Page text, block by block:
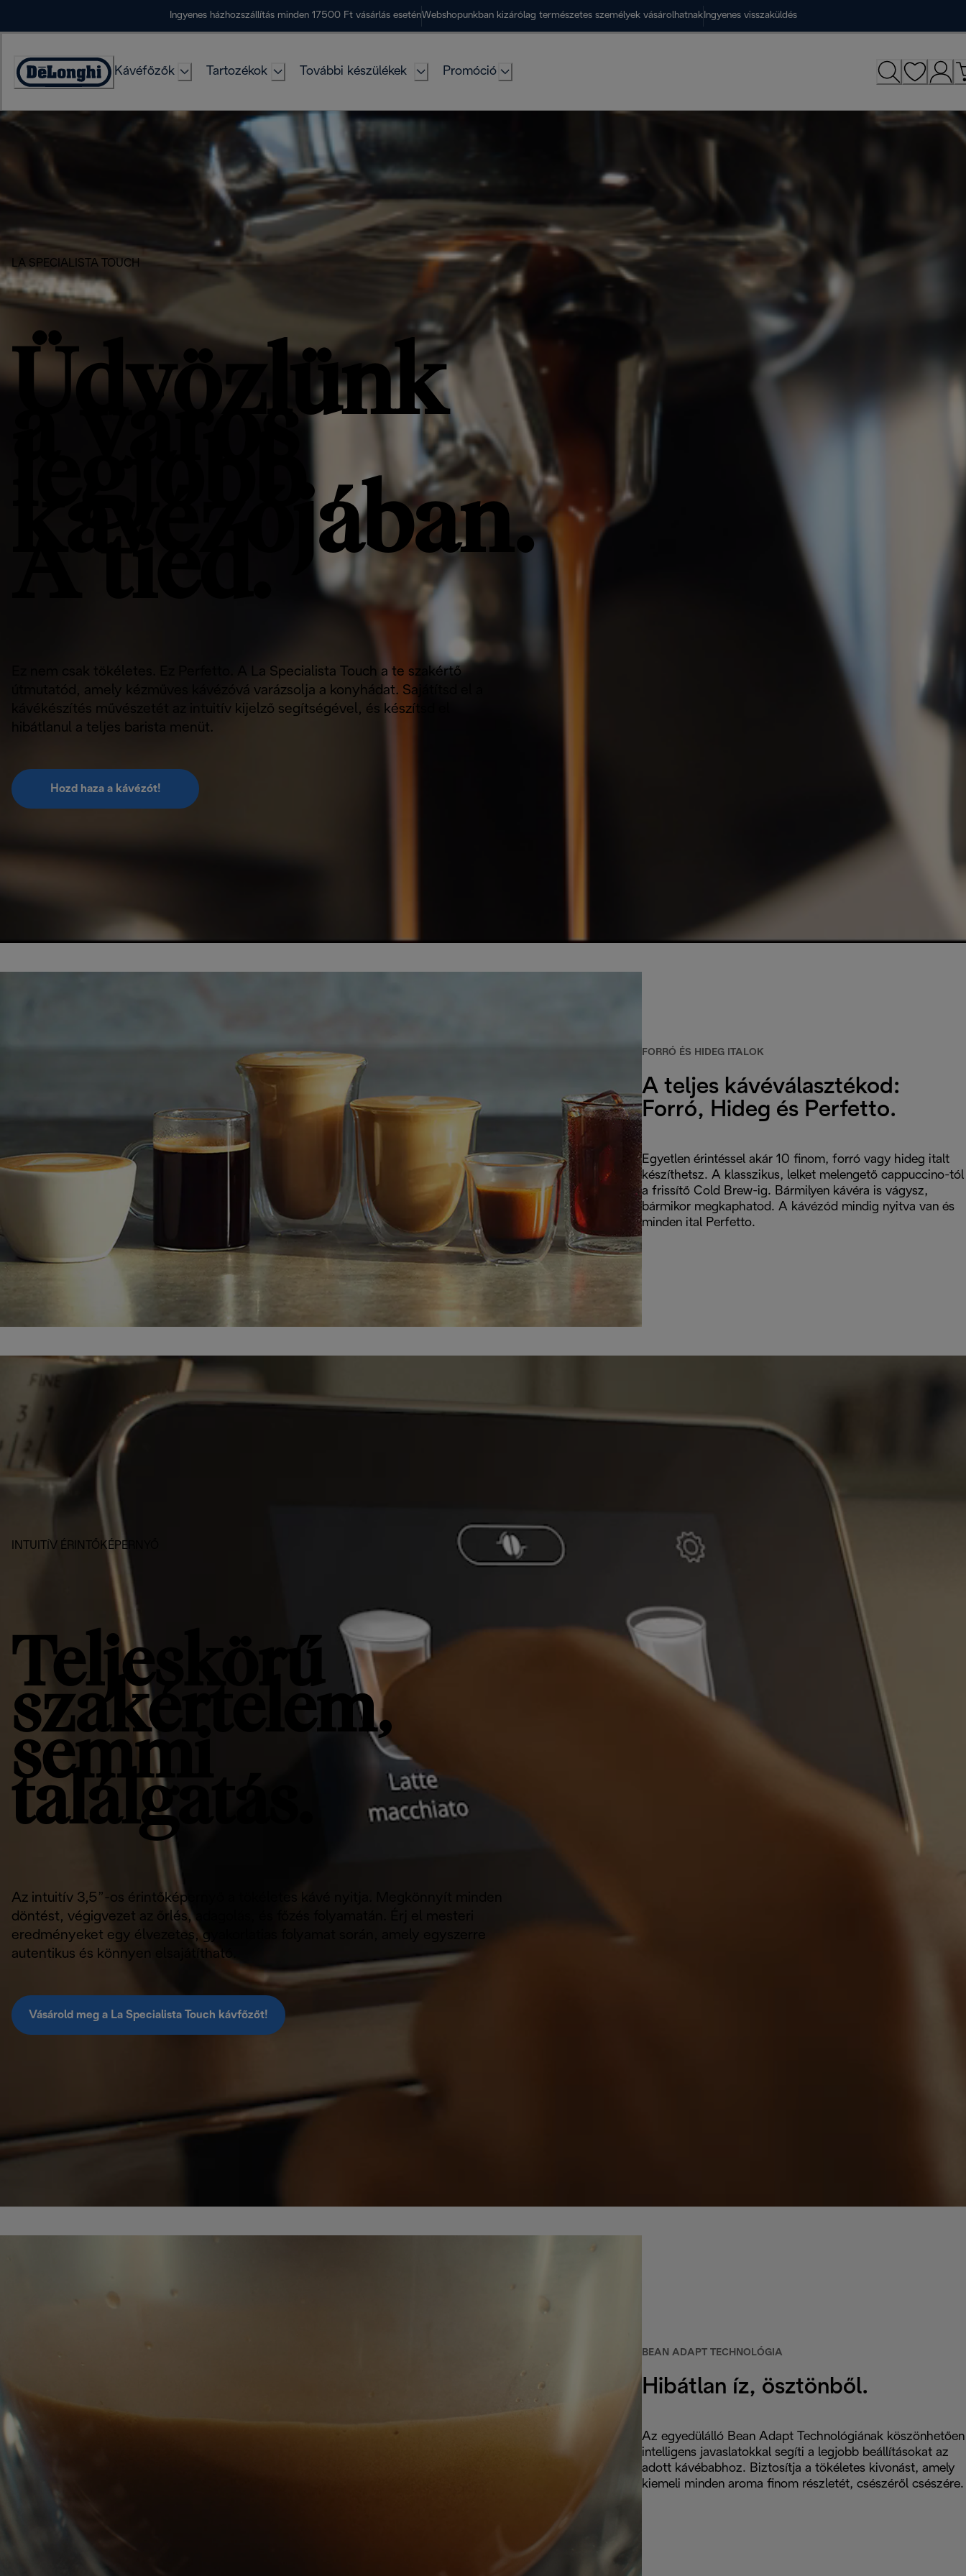
Ingyenes házhozszállítás minden 17500 Ft vásárlás eseténWebshopunkban kizárólag természetes személyek vásárolhatnak Ingyenes visszaküldés
Accessibility
Kávéfőzők Tartozékok További készülékek Promóció
LA SPECIALISTA TOUCH
Üdvözlünk
a város
kávézójában.
Ez nem csak tökéletes. Ez Perfetto. A La Specialista Touch a te szakértő
útmutatód, amely kézműves kávézóvá varázsolja a konyhádat. Sajátítsd el a
kávékészítés művészetét az intuitív kijelző segítségével, és készítsd el
hibátlanul a teljes barista menüt.
Hozd haza a kávézót!
FORRÓ ÉS HIDEG ITALOK
A teljes kávéválasztékod:
Forró, Hideg és Perfetto.
Egyetlen érintéssel akár 10 finom, forró vagy hideg italt
készíthetsz. A klasszikus, lelket melengető cappuccino-tól
a frissítő Cold Brew-ig. Bármilyen kávéra is vágysz,
bármikor megkaphatod. A kávézód mindig nyitva van és
minden ital Perfetto.
INTUITÍV ÉRINTŐKÉPERNYŐ
Teljeskörű
szakértelem,
semmi
találgatás.
Az intuitív 3,5”-os érintőképernyő a tökéletes kávé nyitja. Megkönnyít minden
döntést, végigvezet az őrlés, adagolás, és főzés folyamatán. Érj el mesteri
eredményeket egy élvezetes, gyakorlatias folyamat során, amely egyszerre
autentikus és könnyen elsajátítható.
Vásárold meg a La Specialista Touch kávfőzőt!
BEAN ADAPT TECHNOLÓGIA
Hibátlan íz, ösztönből.
Az egyedülálló Bean Adapt Technológiának köszönhetően
intelligens javaslatokkal segíti a legjobb beállításokat az
adott kávébabhoz. Biztosítja a tökéletes kivonást, amely
kiemeli minden aroma finom részletét, csészéről csészére.